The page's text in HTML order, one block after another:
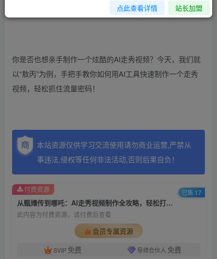
你是否也想亲手制作一个炫酷的AI走秀视频？今天，我们就
以“敖丙”为例，手把手教你如何用AI工具快速制作一个走秀
视频，轻松抓住流量密码！
本站资源仅供学习交流使用请勿商业运营,严禁从
事违法,侵权等任何非法活动,否则后果自负！
从甄嬛传到哪吒：AI走秀视频制作全攻略，轻松打造爆款！
此内容为付费资源，请付费后查看
会员专属资源
SVIP 免费 导师合伙人 免费
付费资源 已售 17
点此查看详情 站长加盟